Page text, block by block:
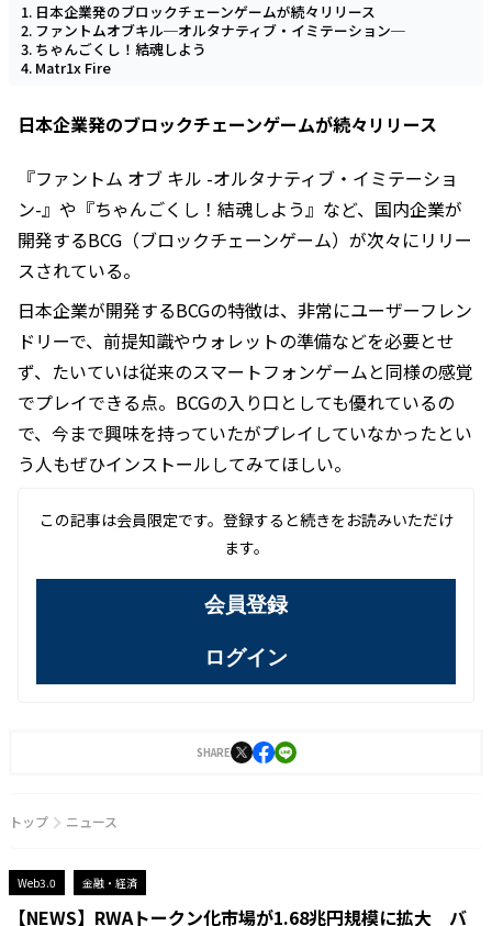
日本企業発のブロックチェーンゲームが続々リリース
ファントムオブキル─オルタナティブ・イミテーション─
ちゃんごくし！結魂しよう
Matr1x Fire
日本企業発のブロックチェーンゲームが続々リリース
『ファントム オブ キル -オルタナティブ・イミテーショ
ン-』や『ちゃんごくし！結魂しよう』など、国内企業が
開発するBCG（ブロックチェーンゲーム）が次々にリリー
スされている。
日本企業が開発するBCGの特徴は、非常にユーザーフレン
ドリーで、前提知識やウォレットの準備などを必要とせ
ず、たいていは従来のスマートフォンゲームと同様の感覚
でプレイできる点。BCGの入り口としても優れているの
で、今まで興味を持っていたがプレイしていなかったとい
う人もぜひインストールしてみてほしい。
この記事は会員限定です。登録すると続きをお読みいただけ
ます。
会員登録
ログイン
SHARE
トップ ニュース
Web3.0 金融・経済
【NEWS】RWAトークン化市場が1.68兆円規模に拡大 バ